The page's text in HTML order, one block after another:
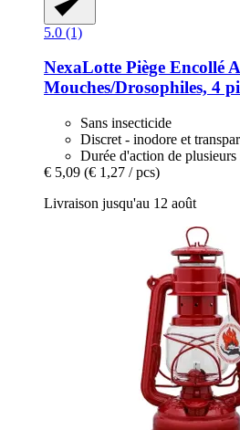
5.0 (1)
NexaLotte Piège Encollé
Mouches/Drosophiles, 4
Sans insecticide
Discret - inodore et
Durée d'action de plusieurs
€ 5,09 (€ 1,27 / pcs)
Livraison jusqu'au 12 août